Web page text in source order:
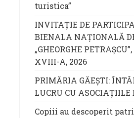
turistica”
INVITAȚIE DE
BIENALA NAȚIONALĂ
„GHEORGHE
XVIII-A, 2026
PRIMĂRIA GĂEȘTI:
LUCRU CU ASOCIAȚIILE
Copiii au descoperit